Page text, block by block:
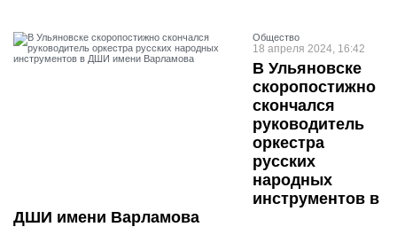
Общество
18 апреля 2024, 16:42
В Ульяновске
скоропостижно
скончался
руководитель
оркестра
русских
народных
инструментов в
ДШИ имени Варламова